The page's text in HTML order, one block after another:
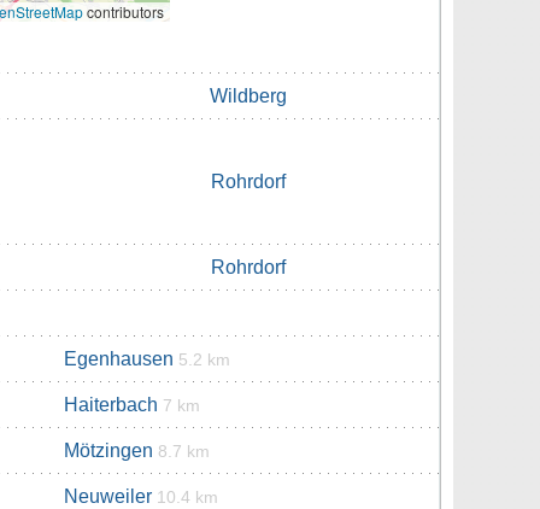
contributors
Wildberg
Rohrdorf
Rohrdorf
Egenhausen 5.2 km
Haiterbach 7 km
Mötzingen 8.7 km
Neuweiler 10.4 km